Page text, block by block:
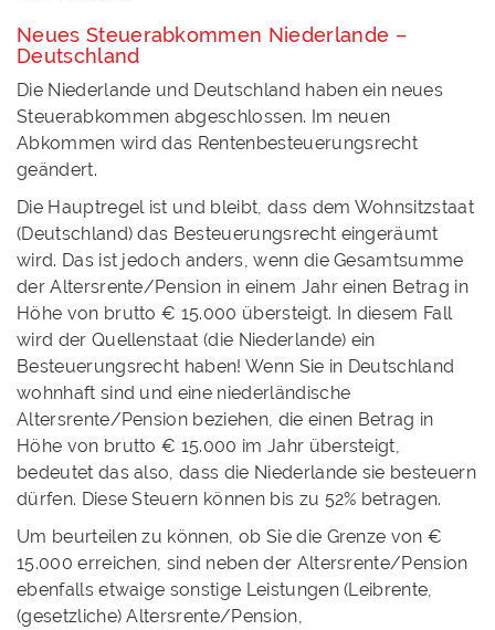
Neues Steuerabkommen Niederlande –
Deutschland
Die Niederlande und Deutschland haben ein neues
Steuerabkommen abgeschlossen. Im neuen
Abkommen wird das Rentenbesteuerungsrecht
geändert.
Die Hauptregel ist und bleibt, dass dem Wohnsitzstaat
(Deutschland) das Besteuerungsrecht eingeräumt
wird. Das ist jedoch anders, wenn die Gesamtsumme
der Altersrente/Pension in einem Jahr einen Betrag in
Höhe von brutto € 15.000 übersteigt. In diesem Fall
wird der Quellenstaat (die Niederlande) ein
Besteuerungsrecht haben! Wenn Sie in Deutschland
wohnhaft sind und eine niederländische
Altersrente/Pension beziehen, die einen Betrag in
Höhe von brutto € 15.000 im Jahr übersteigt,
bedeutet das also, dass die Niederlande sie besteuern
dürfen. Diese Steuern können bis zu 52% betragen.
Um beurteilen zu können, ob Sie die Grenze von €
15.000 erreichen, sind neben der Altersrente/Pension
ebenfalls etwaige sonstige Leistungen (Leibrente,
(gesetzliche) Altersrente/Pension,